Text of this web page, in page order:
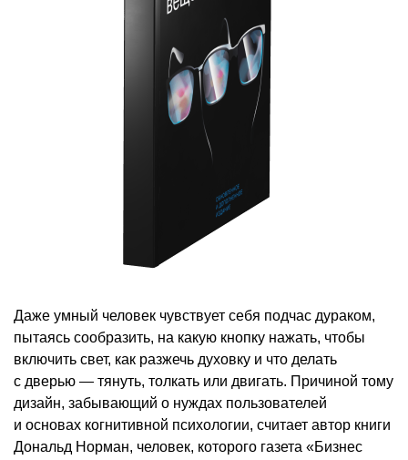
Даже умный человек чувствует себя подчас дураком,
пытаясь сообразить, на какую кнопку нажать, чтобы
включить свет, как разжечь духовку и что делать
с дверью — тянуть, толкать или двигать. Причиной тому
дизайн, забывающий о нуждах пользователей
и основах когнитивной психологии, считает автор книги
Дональд Норман, человек, которого газета «Бизнес